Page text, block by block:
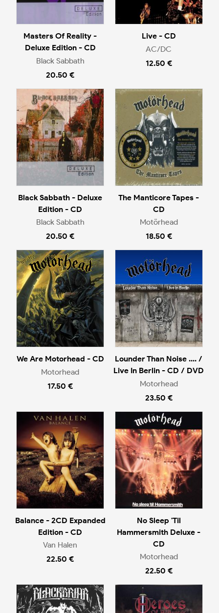
Masters Of Reality -
Deluxe Edition - CD
Black Sabbath
20.50 €
Live - CD
AC/DC
12.50 €
Black Sabbath - Deluxe
Edition - CD
Black Sabbath
20.50 €
The Manticore Tapes -
CD
Motörhead
18.50 €
We Are Motorhead - CD
Motorhead
17.50 €
Lounder Than Noise .... /
Live In Berlin - CD / DVD
Motorhead
23.50 €
Balance - 2CD Expanded
Edition - CD
Van Halen
22.50 €
No Sleep 'Til
Hammersmith Deluxe -
CD
Motorhead
22.50 €